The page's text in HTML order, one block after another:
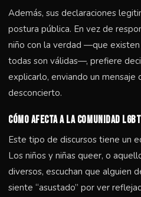
Además, sus declaraciones
postura pública. En vez de
niño con la verdad —que
todas son válidas—, prefiere
explicarlo, enviando un mensaje
desconcierto.
Cómo afecta a la comunidad
Este tipo de discursos tiene un
Los niños y niñas queer, o
diversos, escuchan que alguien
siente “asustado” por ver